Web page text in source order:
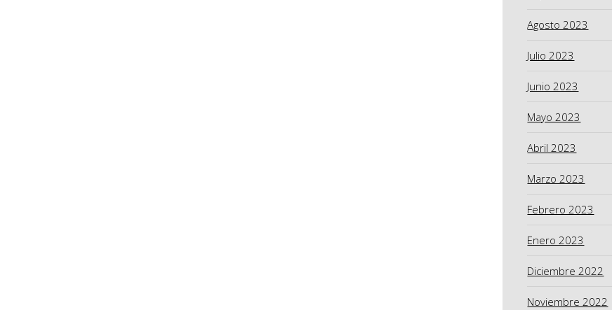
Agosto 2023
Julio 2023
Junio 2023
Mayo 2023
Abril 2023
Marzo 2023
Febrero 2023
Enero 2023
Diciembre 2022
Noviembre 2022